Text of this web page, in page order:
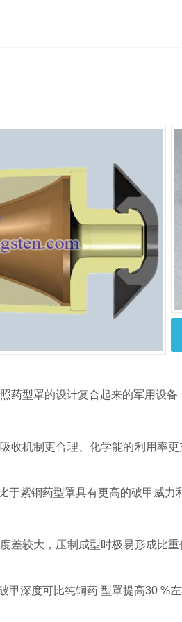
药型罩的设计复合起来的军用设备
收机制更合理、化学能的利用率
于紫铜药型罩具有更高的破甲威力
差较大，压制成型时极易形成比
甲深度可比纯铜药 型罩提高30 %